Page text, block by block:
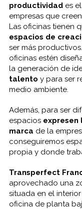
productividades
empresas que
Las oficinas tienen
espacios de
ser más
oficinas estén
la generación de
talento y para ser
medio ambiente.
Además, para ser
espaciosexpresen
marca de la
conseguiremos
propia y donde
Transperfect
aprovechado una
situada en el
oficina de planta